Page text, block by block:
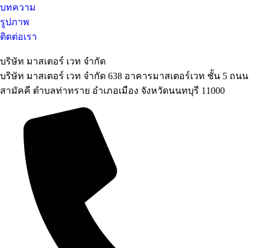
บทความ
รูปภาพ
ติดต่อเรา
บริษัท มาสเตอร์ เวท จำกัด
บริษัท มาสเตอร์ เวท จำกัด 638 อาคารมาสเตอร์เวท ชั้น 5 ถนน
สามัคคี ตำบลท่าทราย อำเภอเมือง จังหวัดนนทบุรี 11000